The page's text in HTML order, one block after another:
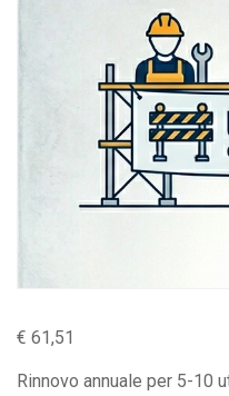
€ 61,51
Rinnovo annuale per 5-10